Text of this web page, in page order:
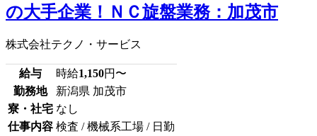
の大手企業！ＮＣ旋盤業務：加茂市
株式会社テクノ・サービス
給与 時給1,150円〜
勤務地
新潟県 加茂市
寮・社宅 なし
仕事内容 検査 / 機械系工場 / 日勤